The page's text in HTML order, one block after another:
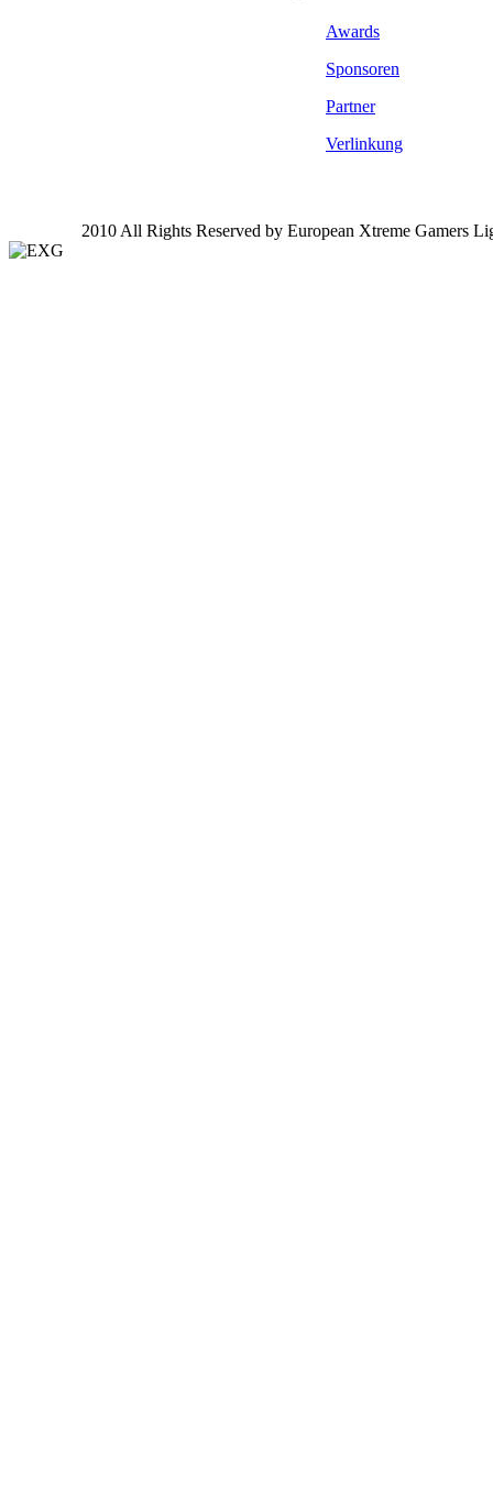
Awards
Sponsoren
Partner
Verlinkung
2010 All Rights Reserved by European Xtreme Gamers